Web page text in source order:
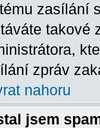
zasílání
takové
zpráv
nahoru
jsem